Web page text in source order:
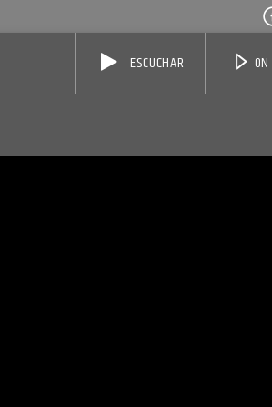
ESCUCHAR